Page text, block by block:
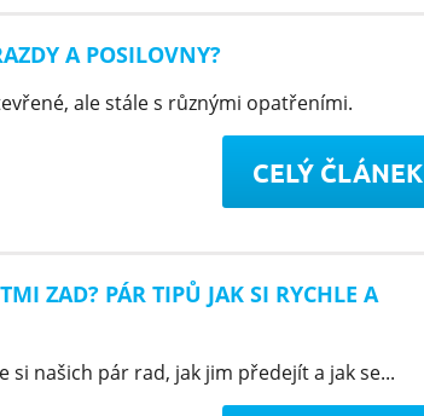
A POSILOVNY?
ale stále s různými opatřeními.
CELÝ ČLÁNEK
ZAD? PÁR TIPŮ JAK SI RYCHLE A
si našich pár rad, jak jim předejít a jak se...